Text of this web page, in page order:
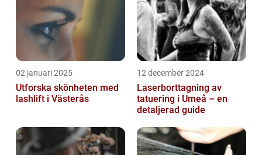
02 januari 2025
Utforska skönheten med
lashlift i Västerås
12 december 2024
Laserborttagning av
tatuering i Umeå – en
detaljerad guide